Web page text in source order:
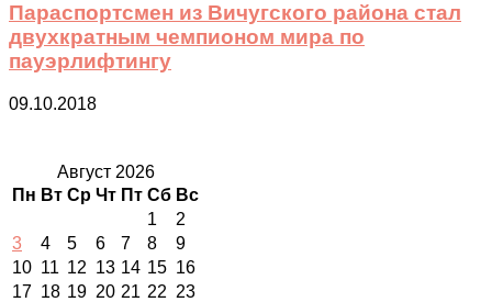
Параспортсмен из Вичугского района стал
двухкратным чемпионом мира по
пауэрлифтингу
09.10.2018
Август 2026
Пн Вт Ср Чт Пт Сб Вс
1
2
3
4 5 6 7 8
9
10 11 12 13 14 15 16
17 18 19 20 21 22 23